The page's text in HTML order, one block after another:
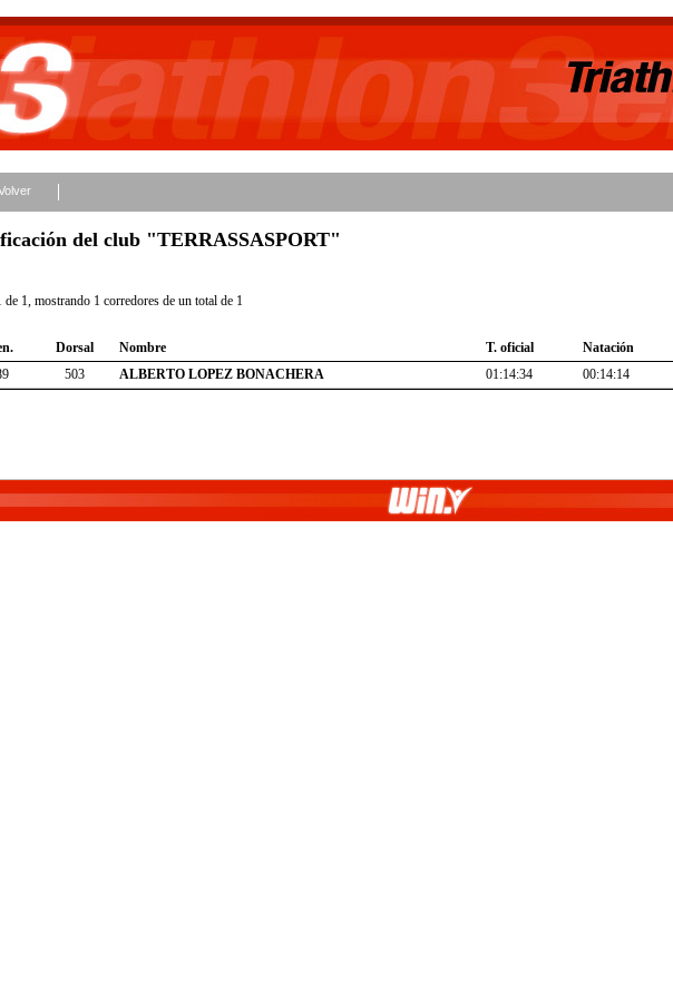
del club "TERRASSASPORT"
de 1, mostrando 1 corredores de un total de 1
Dorsal Nombre T. oficial Natación
503 ALBERTO LOPEZ BONACHERA 01:14:34 00:14:14